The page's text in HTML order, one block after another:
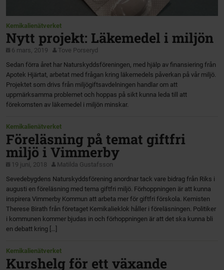
Kemikalienätverket
Nytt projekt: Läkemedel i miljön
6 mars, 2019
Tove Porseryd
Sedan förra året har Naturskyddsföreningen, med hjälp av finansiering från
Apotek Hjärtat, arbetat med frågan kring läkemedels påverkan på vår miljö.
Projektet som drivs från miljögiftsavdelningen handlar om att
uppmärksamma problemet och hoppas på sikt kunna leda till att
förekomsten av läkemedel i miljön minskar.
Kemikalienätverket
Föreläsning på temat giftfri
miljö i Vimmerby
19 juni, 2018
Matilda Gustafsson
Sevedebygdens Naturskyddsförening anordnar tack vare bidrag från Riks i
augusti en föreläsning med tema giftfri miljö. Förhoppningen är att kunna
inspirera Vimmerby Kommun att arbeta mer för giftfri förskola. Kemisten
Therese Birath från företaget Kemikalieklok håller i föreläsningen. Politiker
i kommunen kommer bjudas in och förhoppningen är att det ska kunna bli
en debatt kring […]
Kemikalienätverket
Kurshelg för ett växande